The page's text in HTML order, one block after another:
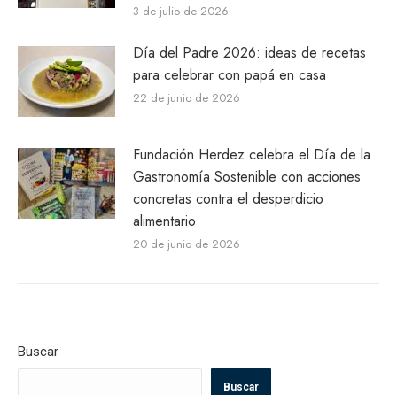
3 de julio de 2026
Día del Padre 2026: ideas de recetas
para celebrar con papá en casa
22 de junio de 2026
Fundación Herdez celebra el Día de la
Gastronomía Sostenible con acciones
concretas contra el desperdicio
alimentario
20 de junio de 2026
Buscar
Buscar